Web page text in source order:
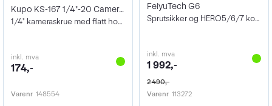
Kupo KS-167 1/4"-20 Camera Screw
1/4" kameraskrue med flatt hode
inkl. mva
174,-
Varenr 148554
FeiyuTech G6
Sprutsikker og HERO5/6/7 kompatibel
inkl. mva
1 992,-
2 490,-
Varenr 113272